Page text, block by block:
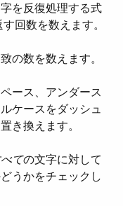
を反復処理する式
す回数を数えます。
の数を数えます。
ース、アンダース
ケースをダッシュ
き換えます。
て​の文字に対して
うかをチェックし